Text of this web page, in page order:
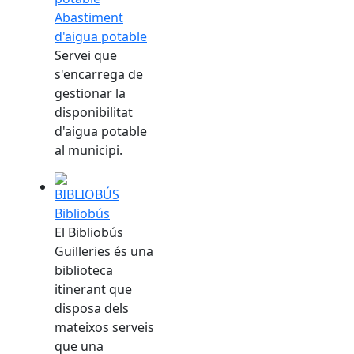
Abastiment
d'aigua potable
Servei que
s'encarrega de
gestionar la
disponibilitat
d'aigua potable
al municipi.
Bibliobús
El Bibliobús
Guilleries és una
biblioteca
itinerant que
disposa dels
mateixos serveis
que una